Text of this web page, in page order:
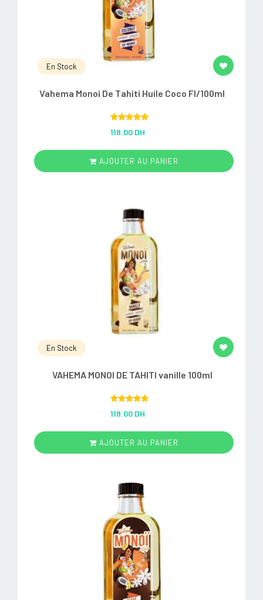
En Stock
Vahema Monoi De Tahiti Huile Coco Fl/100ml
out of 5
118.00 DH
AJOUTER AU PANIER
En Stock
VAHEMA MONOI DE TAHITI vanille 100ml
out of 5
118.00 DH
AJOUTER AU PANIER